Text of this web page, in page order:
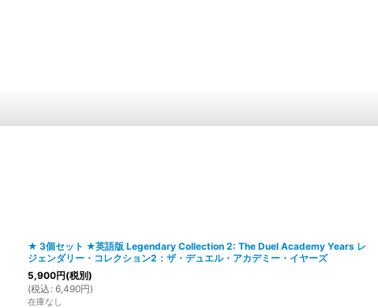
★ 3個セット ★英語版 Legendary Collection 2: The Duel Academy Years レ
ジェンダリー・コレクション2：ザ・デュエル・アカデミー・イヤーズ
5,900円(税別)
(税込 : 6,490円)
在庫なし